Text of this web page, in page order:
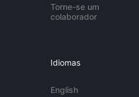
Torne-se um
colaborador
Idiomas
English